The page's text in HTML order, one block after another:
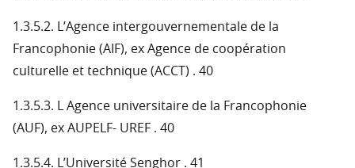
1.3.5.2. L’Agence intergouvernementale de la
Francophonie (AIF), ex Agence de coopération
culturelle et technique (ACCT) . 40
1.3.5.3. L Agence universitaire de la Francophonie
(AUF), ex AUPELF- UREF . 40
1.3.5.4. L’Université Senghor . 41